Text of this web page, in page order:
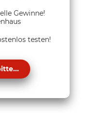
Gewinne!
testen!